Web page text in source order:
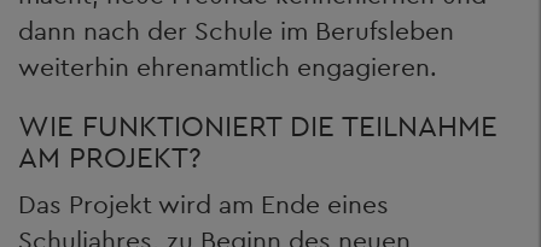
dann nach der Schule im Berufsleben
weiterhin ehrenamtlich engagieren.
WIE FUNKTIONIERT DIE TEILNAHME
AM PROJEKT?
Das Projekt wird am Ende eines
Schuljahres, zu Beginn des neuen